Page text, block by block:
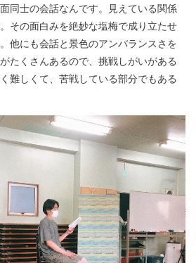
同士の会話なんです。見えている関係
その面白みを絶妙な塩梅で成り立たせ
他にも会話と景色のアンバランスさを
たくさんあるので、挑戦しがいがある
難しくて、苦戦している部分でもある